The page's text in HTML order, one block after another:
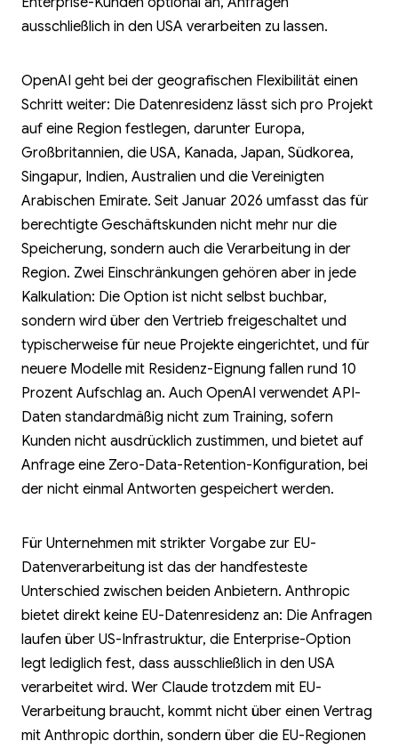
ausschließlich in den USA verarbeiten zu lassen.
OpenAI geht bei der geografischen Flexibilität einen
Schritt weiter: Die Datenresidenz lässt sich pro Projekt
auf eine Region festlegen, darunter Europa,
Großbritannien, die USA, Kanada, Japan, Südkorea,
Singapur, Indien, Australien und die Vereinigten
Arabischen Emirate. Seit Januar 2026 umfasst das für
berechtigte Geschäftskunden nicht mehr nur die
Speicherung, sondern auch die Verarbeitung in der
Region. Zwei Einschränkungen gehören aber in jede
Kalkulation: Die Option ist nicht selbst buchbar,
sondern wird über den Vertrieb freigeschaltet und
typischerweise für neue Projekte eingerichtet, und für
neuere Modelle mit Residenz-Eignung fallen rund 10
Prozent Aufschlag an. Auch OpenAI verwendet API-
Daten standardmäßig nicht zum Training, sofern
Kunden nicht ausdrücklich zustimmen, und bietet auf
Anfrage eine Zero-Data-Retention-Konfiguration, bei
der nicht einmal Antworten gespeichert werden.
Für Unternehmen mit strikter Vorgabe zur EU-
Datenverarbeitung ist das der handfesteste
Unterschied zwischen beiden Anbietern. Anthropic
bietet direkt keine EU-Datenresidenz an: Die Anfragen
laufen über US-Infrastruktur, die Enterprise-Option
legt lediglich fest, dass ausschließlich in den USA
verarbeitet wird. Wer Claude trotzdem mit EU-
Verarbeitung braucht, kommt nicht über einen Vertrag
mit Anthropic dorthin, sondern über die EU-Regionen